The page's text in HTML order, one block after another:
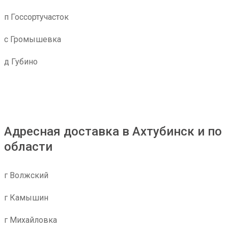
п Госсортучасток
с Громышевка
д Губино
Адресная доставка в Ахтубинск и по
области
г Волжский
г Камышин
г Михайловка